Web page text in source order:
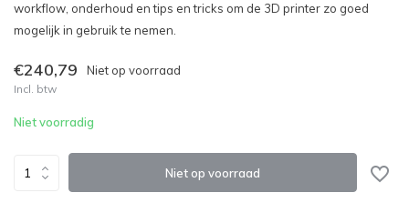
workflow, onderhoud en tips en tricks om de 3D printer zo goed
mogelijk in gebruik te nemen.
€240,79 Niet op voorraad
Incl. btw
Niet voorradig
Niet op voorraad